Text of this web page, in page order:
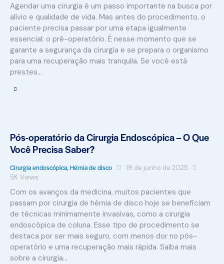
Agendar uma cirurgia é um passo importante na busca por
alívio e qualidade de vida. Mas antes do procedimento, o
paciente precisa passar por uma etapa igualmente
essencial: o pré-operatório. É nesse momento que se
garante a segurança da cirurgia e se prepara o organismo
para uma recuperação mais tranquila. Se você está
prestes…
Pós-operatório da Cirurgia Endoscópica – O Que
Você Precisa Saber?
Cirurgia endoscópica,Hérnia de disco
19 de junho de 2025
5K Views
Com os avanços da medicina, muitos pacientes que
passam por cirurgia de hérnia de disco hoje se beneficiam
de técnicas minimamente invasivas, como a cirurgia
endoscópica de coluna. Esse tipo de procedimento se
destaca por ser mais seguro, com menos dor no pós-
operatório e uma recuperação mais rápida. Saiba mais
sobre a cirurgia…